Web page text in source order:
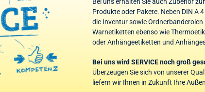
Produkte oder Pakete. Neben DIN A
die Inventur sowie
Warnetiketten ebenso wie
oder Anhängeetiketten und
Bei uns wird SERVICE noch groß
Überzeugen Sie sich von unserer
liefern wir Ihnen in Zukunft Ihre